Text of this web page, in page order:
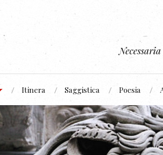
Itinera Saggistica Poesia